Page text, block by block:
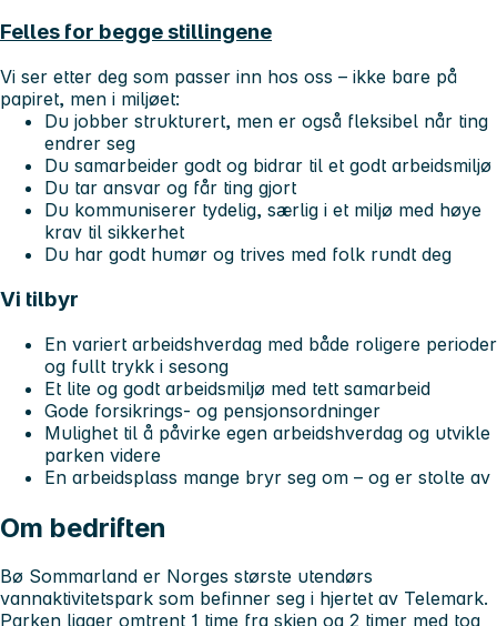
Felles for begge stillingene
Vi ser etter deg som passer inn hos oss – ikke bare på
papiret, men i miljøet:
Du jobber strukturert, men er også fleksibel når ting
endrer seg
Du samarbeider godt og bidrar til et godt arbeidsmiljø
Du tar ansvar og får ting gjort
Du kommuniserer tydelig, særlig i et miljø med høye
krav til sikkerhet
Du har godt humør og trives med folk rundt deg
Vi tilbyr
En variert arbeidshverdag med både roligere perioder
og fullt trykk i sesong
Et lite og godt arbeidsmiljø med tett samarbeid
Gode forsikrings- og pensjonsordninger
Mulighet til å påvirke egen arbeidshverdag og utvikle
parken videre
En arbeidsplass mange bryr seg om – og er stolte av
Om bedriften
Bø Sommarland er Norges største utendørs
vannaktivitetspark som befinner seg i hjertet av Telemark.
Parken ligger omtrent 1 time fra skien og 2 timer med tog